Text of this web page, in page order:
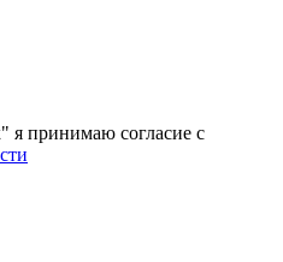
я принимаю согласие с